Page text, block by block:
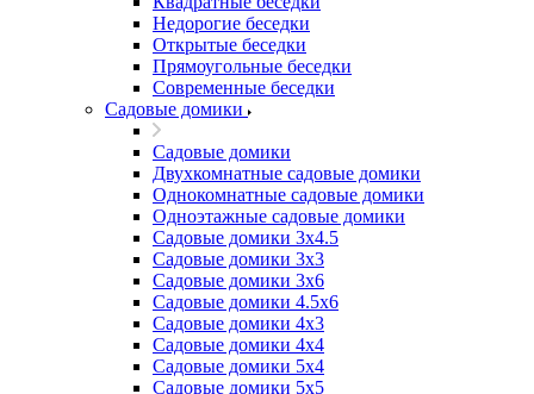
Недорогие беседки
Открытые беседки
Прямоугольные беседки
Современные беседки
Садовые домики
Садовые домики
Двухкомнатные садовые домики
Однокомнатные садовые домики
Одноэтажные садовые домики
Садовые домики 3x4.5
Садовые домики 3х3
Садовые домики 3х6
Садовые домики 4.5x6
Садовые домики 4x3
Садовые домики 4x4
Садовые домики 5х4
Садовые домики 5х5